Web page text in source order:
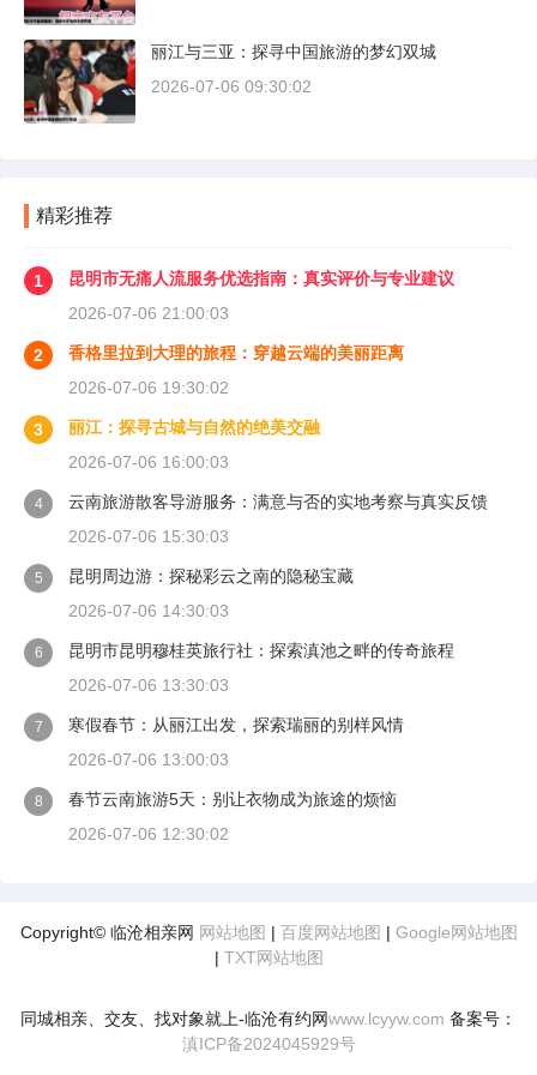
丽江与三亚：探寻中国旅游的梦幻双城
2026-07-06 09:30:02
精彩推荐
1
昆明市无痛人流服务优选指南：真实评价与专业建议
2026-07-06 21:00:03
2
香格里拉到大理的旅程：穿越云端的美丽距离
2026-07-06 19:30:02
3
丽江：探寻古城与自然的绝美交融
2026-07-06 16:00:03
4
云南旅游散客导游服务：满意与否的实地考察与真实反馈
2026-07-06 15:30:03
5
昆明周边游：探秘彩云之南的隐秘宝藏
2026-07-06 14:30:03
6
昆明市昆明穆桂英旅行社：探索滇池之畔的传奇旅程
2026-07-06 13:30:03
7
寒假春节：从丽江出发，探索瑞丽的别样风情
2026-07-06 13:00:03
8
春节云南旅游5天：别让衣物成为旅途的烦恼
2026-07-06 12:30:02
Copyright© 临沧相亲网 网站地图 | 百度网站地图 | Google网站地图
| TXT网站地图
同城相亲、交友、找对象就上-临沧有约网www.lcyyw.com 备案号：
滇ICP备2024045929号